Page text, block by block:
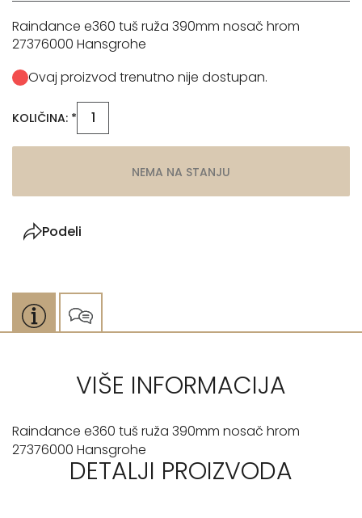
Raindance e360 tuš ruža 390mm nosač hrom
27376000 Hansgrohe
Ovaj proizvod trenutno nije dostupan.
KOLIČINA: *
NEMA NA STANJU
Podeli
VIŠE INFORMACIJA
Raindance e360 tuš ruža 390mm nosač hrom
27376000 Hansgrohe
DETALJI PROIZVODA